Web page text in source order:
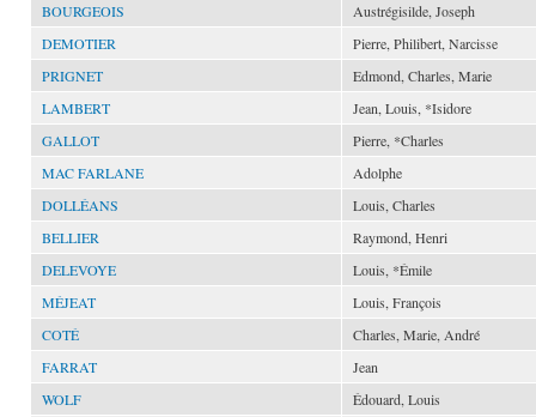
BOURGEOIS
Austrégisilde, Joseph
DEMOTIER
Pierre, Philibert, Narcisse
PRIGNET
Edmond, Charles, Marie
LAMBERT
Jean, Louis, *Isidore
GALLOT
Pierre, *Charles
MAC FARLANE
Adolphe
DOLLÉANS
Louis, Charles
BELLIER
Raymond, Henri
DELEVOYE
Louis, *Émile
MÉJEAT
Louis, François
COTÉ
Charles, Marie, André
FARRAT
Jean
WOLF
Édouard, Louis